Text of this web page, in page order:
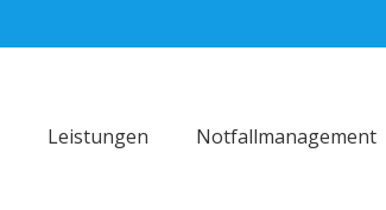
Leistungen Notfallmanagement